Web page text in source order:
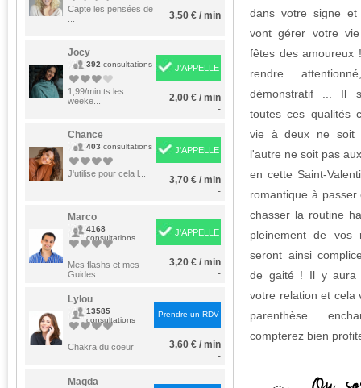
Sagittaire Capricorne Verseau
Capte les pensées de
3,50 € / min
-
Jocy
392 consultations
1,99/min ts les
weeke...
J'APPELLE
2,00 € / min
-
Chance
403 consultations
J'utilise pour cela l...
J'APPELLE
3,70 € / min
-
Marco
4168
consultations
Mes flashs et mes
Guides
J'APPELLE
3,20 € / min
-
Lylou
13585
consultations
Chakra du coeur
Prendre un RDV
3,60 € / min
-
Magda
dans votre signe
vont gérer votre
fêtes des amoureux
rendre
démonstratif ... Il
toutes ces qualités
vie à deux ne soit
l'autre ne soit pas
en cette Saint-
romantique à
chasser la routine
pleinement de vos
seront ainsi
de gaité ! Il y aura
votre relation et cela
parenthèse
compterez bien